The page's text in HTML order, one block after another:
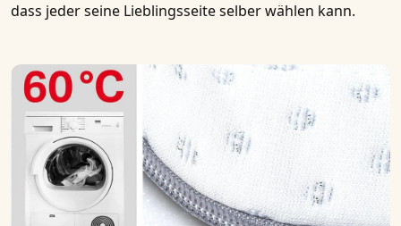
dass jeder seine Lieblingsseite selber wählen kann.